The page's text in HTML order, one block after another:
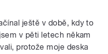
ještě v době, kdy to
v pěti letech někam
protože moje deska